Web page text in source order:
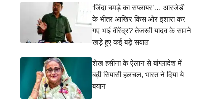
‘जिंदा चमड़े का सप्लायर’… आरजेडी
के भीतर आखिर किस ओर इशारा कर
गए भाई वीरेंद्र? तेजस्वी यादव के सामने
खड़े हुए कई बड़े सवाल
शेख हसीना के ऐलान से बांग्लादेश में
बढ़ी सियासी हलचल, भारत ने दिया ये
बयान